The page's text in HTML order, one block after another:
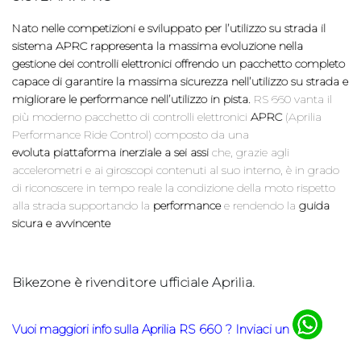
Nato nelle competizioni e sviluppato per l’utilizzo su strada il
sistema APRC rappresenta la massima evoluzione nella
gestione dei controlli elettronici offrendo un pacchetto completo
capace di garantire la massima sicurezza nell’utilizzo su strada e
migliorare le performance nell’utilizzo in pista. RS 660 vanta il
più moderno pacchetto di controlli elettronici APRC (Aprilia
Performance Ride Control) composto da una
evoluta piattaforma inerziale a sei assi che, grazie agli
accelerometri e ai giroscopi contenuti al suo interno, è in grado
di riconoscere in tempo reale la condizione della moto rispetto
alla strada supportando la performancee rendendo la guida
sicura e avvincente
Bikezone è rivenditore ufficiale Aprilia.
Vuoi maggiori info sulla Aprilia RS 660 ? Inviaci un